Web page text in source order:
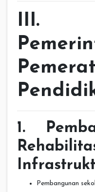
III.
1.
Pembangunan